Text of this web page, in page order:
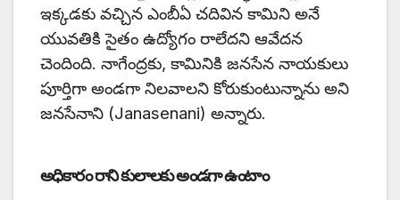
ఇక్కడకు వచ్చిన ఎంబీఏ చదివిన కామిని అనే
యువతికి సైతం ఉద్యోగం రాలేదని ఆవేదన
చెందింది. నాగేంద్రకు, కామినికి జనసేన నాయకులు
పూర్తిగా అండగా నిలవాలని కోరుకుంటున్నాను అని
జనసేనాని (Janasenani) అన్నారు.
అధికారం రాని కులాలకు అండగా ఉంటాం